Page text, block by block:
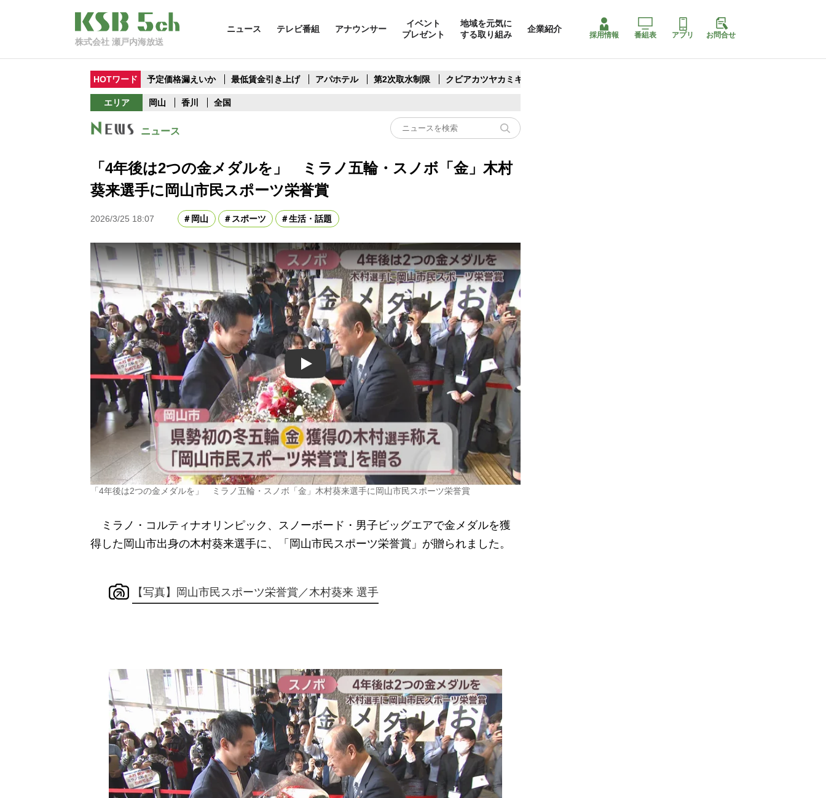
株式会社 瀬戸内海放送
ニュース テレビ番組 アナウンサー
イベント
プレゼント
地域を元気に
する取り組み
企業紹介
採用情報 番組表 アプリ お問合せ
HOTワード 予定価格漏えいか 最低賃金引き上げ アパホテル 第2次取水制限 クビアカツヤカミキリ
エリア 岡山 香川 全国
ニュース
「4年後は2つの金メダルを」 ミラノ五輪・スノボ「金」木村
葵来選手に岡山市民スポーツ栄誉賞
2026/3/25 18:07 岡山 スポーツ 生活・話題
Play
「4年後は2つの金メダルを」 ミラノ五輪・スノボ「金」木村葵来選手に岡山市民スポーツ栄誉賞
ミラノ・コルティナオリンピック、スノーボード・男子ビッグエアで金メダルを獲
得した岡山市出身の木村葵来選手に、「岡山市民スポーツ栄誉賞」が贈られました。
【写真】岡山市民スポーツ栄誉賞／木村葵来 選手